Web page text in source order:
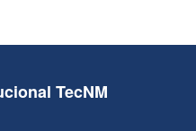
TecNM